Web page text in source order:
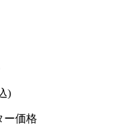
)
ー価格